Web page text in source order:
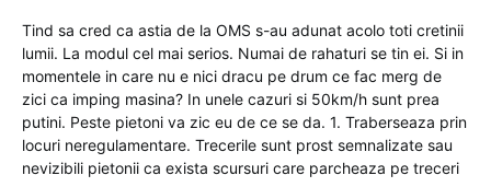
Tind sa cred ca astia de la OMS s-au adunat acolo toti cretinii
lumii. La modul cel mai serios. Numai de rahaturi se tin ei. Si in
momentele in care nu e nici dracu pe drum ce fac merg de
zici ca imping masina? In unele cazuri si 50km/h sunt prea
putini. Peste pietoni va zic eu de ce se da. 1. Traberseaza prin
locuri neregulamentare. Trecerile sunt prost semnalizate sau
nevizibili pietonii ca exista scursuri care parcheaza pe treceri